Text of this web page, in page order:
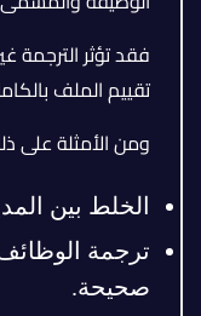
فقد تؤثر
تقييم الملف
ومن الأمثلة على
الخلط بين
ترجمة الوظائف
صحيحة.